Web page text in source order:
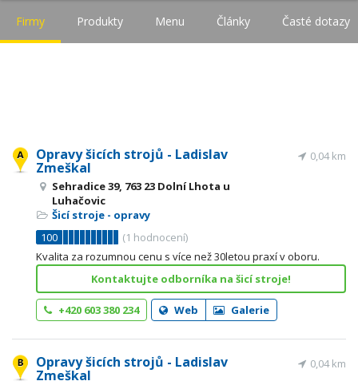
Firmy Produkty Menu Články Časté dotazy
Opravy šicích strojů - Ladislav
Zmeškal
Sehradice 39, 763 23 Dolní Lhota u
Luhačovic
Šicí stroje - opravy
100
(1 hodnocení)
0,04 km
Kvalita za rozumnou cenu s více než 30letou praxí v oboru.
Kontaktujte odborníka na šicí stroje!
+420 603 380 234 Web Galerie
Opravy šicích strojů - Ladislav
Zmeškal
0,04 km